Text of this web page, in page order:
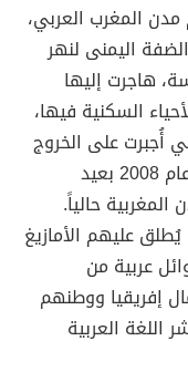
المغرب العربي،
عام 808م على الضفة اليمنى لنهر
هاجرت إليها
السكنية فيها،
أُجبرت على الخروج
من الأندلس، احتفلت هذه المدينة عام 2008 بعيد
عليهم الأمازيغ
عربية من
إفريقيا ووطنهم
العربية